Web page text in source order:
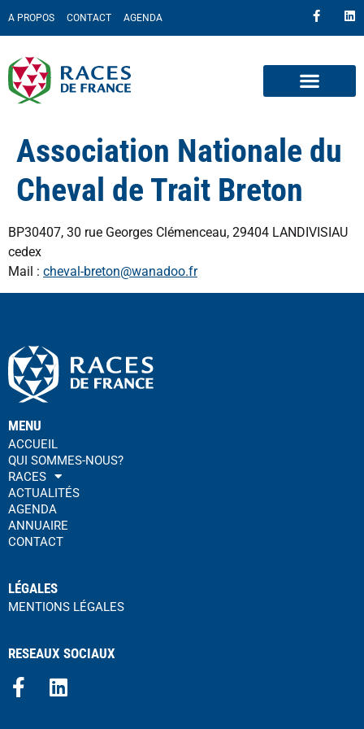
A PROPOS CONTACT AGENDA
Association Nationale du
Cheval de Trait Breton
BP30407, 30 rue Georges Clémenceau, 29404 LANDIVISIAU
cedex
Mail : cheval-breton@wanadoo.fr
MENU
ACCUEIL
QUI SOMMES-NOUS?
RACES
ACTUALITÉS
AGENDA
ANNUAIRE
CONTACT
LÉGALES
MENTIONS LÉGALES
RESEAUX SOCIAUX